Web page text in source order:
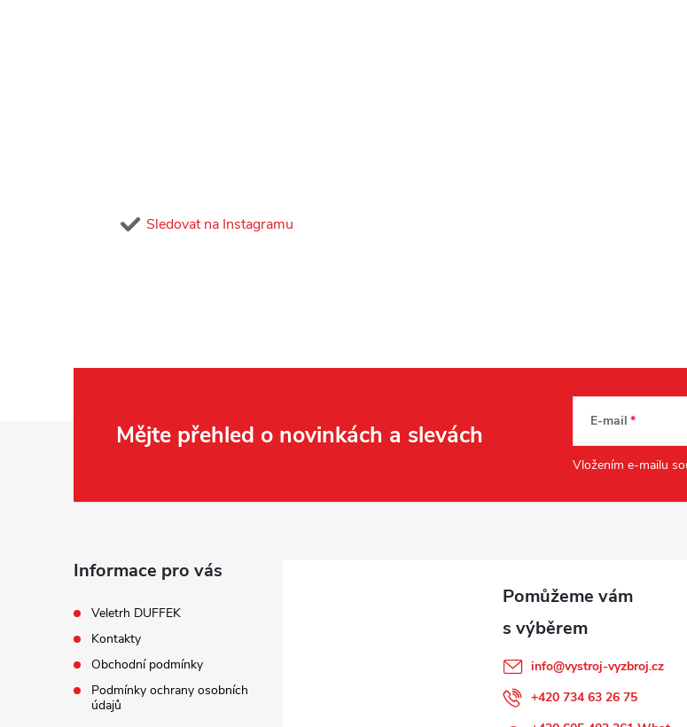
Sledovat na Instagramu
Mějte přehled o novinkách a slevách E-mail
Vložením e-mailu
Informace pro vás
Veletrh DUFFEK
Kontakty
Obchodní podmínky
Podmínky ochrany osobních
údajů
info@vystroj-vyzbroj.cz
+420 734 63 26 75